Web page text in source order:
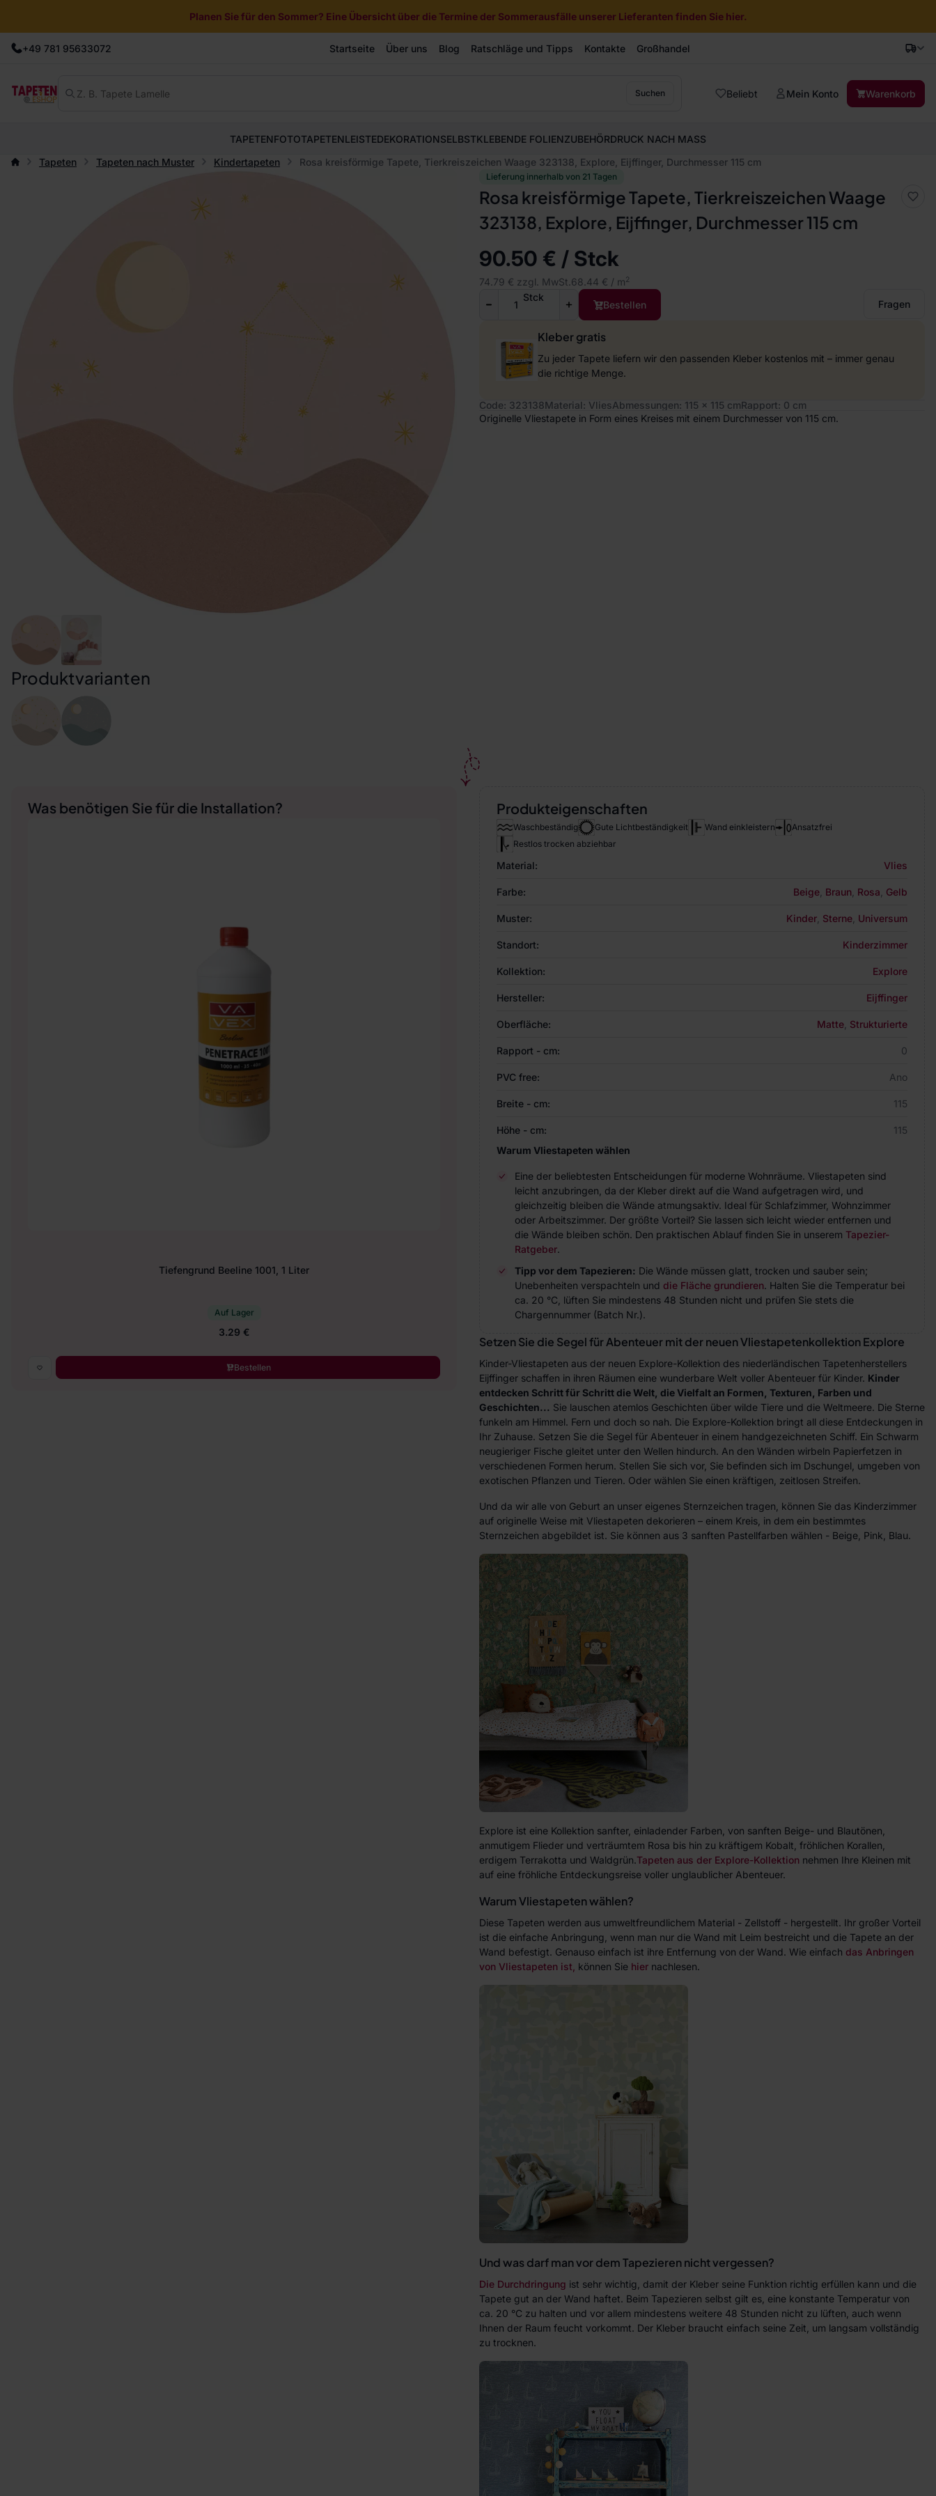
Planen Sie für den Sommer? Eine Übersicht über die Termine der Sommerausfälle unserer Lieferanten finden Sie hier.
+49 781 95633072 Startseite Über uns Blog Ratschläge und Tipps Kontakte Großhandel
Suchen Beliebt Mein Konto Warenkorb
TAPETENFOTOTAPETENLEISTEDEKORATIONSELBSTKLEBENDE FOLIENZUBEHÖRDRUCK NACH MASS
Tapeten
Tapeten nach Muster Kindertapeten Rosa kreisförmige Tapete, Tierkreiszeichen Waage 323138, Explore, Eijffinger, Durchmesser 115 cm
Lieferung innerhalb von 21 Tagen
Rosa kreisförmige Tapete, Tierkreiszeichen Waage
323138, Explore, Eijffinger, Durchmesser 115 cm
90.50 € / Stck
74.79 € zzgl. MwSt. 68.44 € / m2
Stck
Bestellen Fragen
Kleber gratis
Zu jeder Tapete liefern wir den passenden Kleber kostenlos mit – immer genau
die richtige Menge.
Code: 323138Material: VliesAbmessungen: 115 x 115 cmRapport: 0 cm
Originelle Vliestapete in Form eines Kreises mit einem Durchmesser von 115 cm.
Produktvarianten
Produkteigenschaften
Waschbeständig Gute Lichtbeständigkeit Wand einkleistern
Ansatzfrei
Restlos trocken abziehbar
Material: Vlies
Farbe: Beige Braun Rosa Gelb
Muster: Kinder Sterne Universum
Standort: Kinderzimmer
Kollektion: Explore
Hersteller: Eijffinger
Oberfläche: Matte Strukturierte
Rapport - cm: 0
PVC free: Ano
Breite - cm: 115
Höhe - cm:
115
Warum Vliestapeten wählen
Eine der beliebtesten Entscheidungen für moderne Wohnräume. Vliestapeten sind
leicht anzubringen, da der Kleber direkt auf die Wand aufgetragen wird, und
gleichzeitig bleiben die Wände atmungsaktiv. Ideal für Schlafzimmer, Wohnzimmer
oder Arbeitszimmer. Der größte Vorteil? Sie lassen sich leicht wieder entfernen und
die Wände bleiben schön. Den praktischen Ablauf finden Sie in unserem Tapezier-
Ratgeber.
Tipp vor dem Tapezieren: Die Wände müssen glatt, trocken und sauber sein;
Unebenheiten verspachteln und die Fläche grundieren. Halten Sie die Temperatur bei
ca. 20 °C, lüften Sie mindestens 48 Stunden nicht und prüfen Sie stets die
Chargennummer (Batch Nr.).
Setzen Sie die Segel für Abenteuer mit der neuen Vliestapetenkollektion Explore
Kinder-Vliestapeten aus der neuen Explore-Kollektion des niederländischen Tapetenherstellers
Eijffinger schaffen in ihren Räumen eine wunderbare Welt voller Abenteuer für Kinder. Kinder
entdecken Schritt für Schritt die Welt, die Vielfalt an Formen, Texturen, Farben und
Geschichten... Sie lauschen atemlos Geschichten über wilde Tiere und die Weltmeere. Die Sterne
funkeln am Himmel. Fern und doch so nah. Die Explore-Kollektion bringt all diese Entdeckungen in
Ihr Zuhause. Setzen Sie die Segel für Abenteuer in einem handgezeichneten Schiff. Ein Schwarm
neugieriger Fische gleitet unter den Wellen hindurch. An den Wänden wirbeln Papierfetzen in
verschiedenen Formen herum. Stellen Sie sich vor, Sie befinden sich im Dschungel, umgeben von
exotischen Pflanzen und Tieren. Oder wählen Sie einen kräftigen, zeitlosen Streifen.
Und da wir alle von Geburt an unser eigenes Sternzeichen tragen, können Sie das Kinderzimmer
auf originelle Weise mit Vliestapeten dekorieren – einem Kreis, in dem ein bestimmtes
Sternzeichen abgebildet ist. Sie können aus 3 sanften Pastellfarben wählen - Beige, Pink, Blau.
Explore ist eine Kollektion sanfter, einladender Farben, von sanften Beige- und Blautönen,
anmutigem Flieder und verträumtem Rosa bis hin zu kräftigem Kobalt, fröhlichen Korallen,
erdigem Terrakotta und Waldgrün.Tapeten aus der Explore-Kollektion nehmen Ihre Kleinen mit
auf eine fröhliche Entdeckungsreise voller unglaublicher Abenteuer.
Warum Vliestapeten wählen?
Diese Tapeten werden aus umweltfreundlichem Material - Zellstoff - hergestellt. Ihr großer Vorteil
ist die einfache Anbringung, wenn man nur die Wand mit Leim bestreicht und die Tapete an der
Wand befestigt. Genauso einfach ist ihre Entfernung von der Wand. Wie einfach das Anbringen
von Vliestapeten ist, können Sie hier nachlesen.
Und was darf man vor dem Tapezieren nicht vergessen?
Die Durchdringung ist sehr wichtig, damit der Kleber seine Funktion richtig erfüllen kann und die
Tapete gut an der Wand haftet. Beim Tapezieren selbst gilt es, eine konstante Temperatur von
ca. 20 °C zu halten und vor allem mindestens weitere 48 Stunden nicht zu lüften, auch wenn
Ihnen der Raum feucht vorkommt. Der Kleber braucht einfach seine Zeit, um langsam vollständig
zu trocknen.
Was benötigen Sie für die Installation?
Tiefengrund Beeline 1001, 1 Liter
Auf Lager
3.29 €
Bestellen